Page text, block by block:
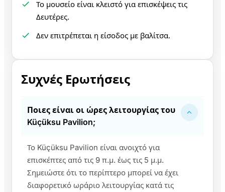
Το μουσείο είναι κλειστό για επισκέψεις τις
Δευτέρες.
Δεν επιτρέπεται η είσοδος με βαλίτσα.
Συχνές Ερωτήσεις
Ποιες είναι οι ώρες λειτουργίας του
Küçüksu Pavilion;
Το Küçüksu Pavilion είναι ανοιχτό για
επισκέπτες από τις 9 π.μ. έως τις 5 μ.μ.
Σημειώστε ότι το περίπτερο μπορεί να έχει
διαφορετικό ωράριο λειτουργίας κατά τις